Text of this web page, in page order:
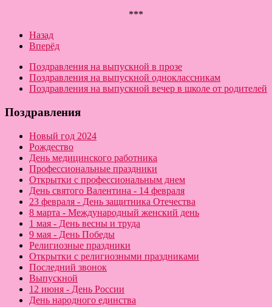
***
Назад
Вперёд
Поздравления на выпускной в прозе
Поздравления на выпускной одноклассникам
Поздравления на выпускной вечер в школе от родителей
Поздравления
Новый год 2024
Рождество
День медицинского работника
Профессиональные праздники
Открытки с профессиональным днем
День святого Валентина - 14 февраля
23 февраля - День защитника Отечества
8 марта - Международный женский день
1 мая - День весны и труда
9 мая - День Победы
Религиозные праздники
Открытки с религиозными праздниками
Последний звонок
Выпускной
12 июня - День России
День народного единства